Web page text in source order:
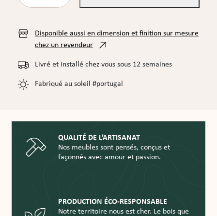
COMMODE
COLONNES
TRANSAT
Disponible aussi en dimension et finition sur mesure
chez un revendeur
Livré et installé chez vous sous 12 semaines
Fabriqué au soleil #portugal
QUALITÉ DE L’ARTISANAT
Nos meubles sont pensés, conçus et
façonnés avec amour et passion.
PRODUCTION ÉCO-RESPONSABLE
Notre territoire nous est cher. Le bois que